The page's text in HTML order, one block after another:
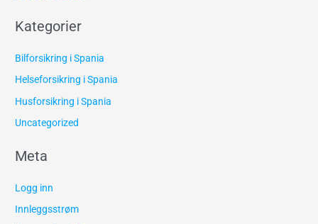
Kategorier
Bilforsikring i Spania
Helseforsikring i Spania
Husforsikring i Spania
Uncategorized
Meta
Logg inn
Innleggsstrøm